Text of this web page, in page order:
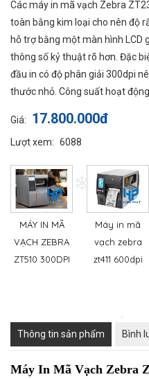
Các máy in mã vạch Zebra
toàn bằng kim loại cho nên độ
hỗ trợ bằng một màn hình LCD
thông số kỷ thuật rõ hơn. Đặc
đầu in có độ phân giải 300dpi
thước nhỏ. Công suất hoạt
Giá: 17.800.000đ
Lượt xem: 6088
MÁY IN MÃ
VẠCH ZEBRA
ZT510 300DPI
Máy in mã
vạch zebra
zt411 600dpi
Thông tin sản phẩm Bình
Máy In Mã Vạch Zebra
❄